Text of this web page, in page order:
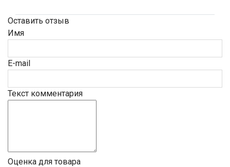
Оставить отзыв
Имя
E-mail
Текст комментария
Оценка для товара